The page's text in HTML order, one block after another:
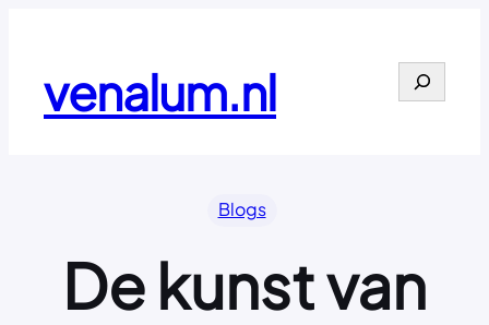
inhoudvenalum.nl Search
Blogs
De kunst van